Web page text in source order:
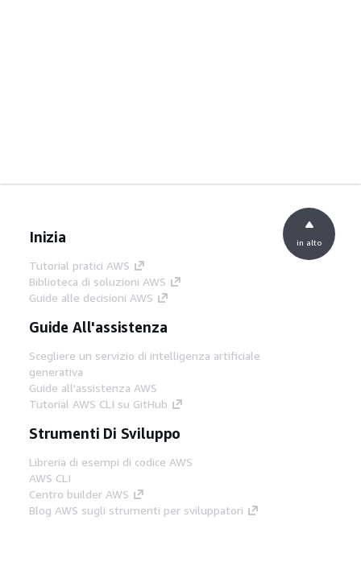
Inizia
Tutorial pratici AWS
Biblioteca di soluzioni AWS
Guide alle decisioni AWS
Guide All'assistenza
Scegliere un servizio di intelligenza artificiale
generativa
Guide all'assistenza AWS
Tutorial AWS CLI su GitHub
Strumenti Di Sviluppo
Libreria di esempi di codice AWS
AWS CLI
Centro builder AWS
Blog AWS sugli strumenti per sviluppatori
in alto